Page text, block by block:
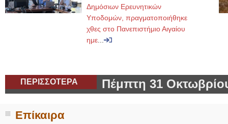
Δημόσιων Ερευνητικών
Υποδομών, πραγματοποιήθηκε
χθες στο Πανεπιστήμιο Αιγαίου
ημε
ΠΕΡΙΣΣΟΤΕΡΑ Πέμπτη 31
Επίκαιρα